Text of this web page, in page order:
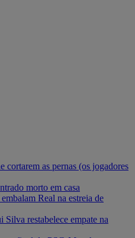
cortarem as pernas (os jogadores
morto em casa
Real na estreia de
restabelece empate na